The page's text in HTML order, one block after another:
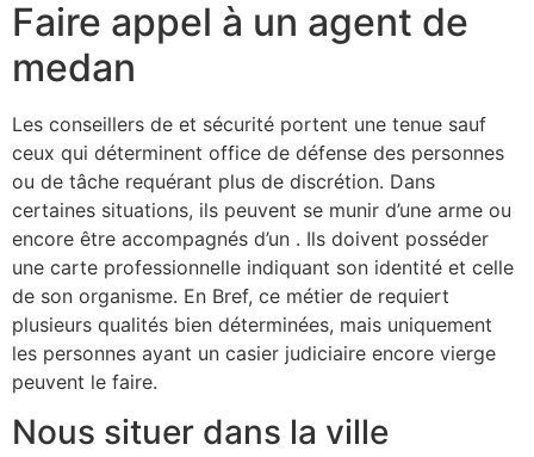
Faire appel à un agent de
medan
Les conseillers de et sécurité portent une tenue sauf
ceux qui déterminent office de défense des personnes
ou de tâche requérant plus de discrétion. Dans
certaines situations, ils peuvent se munir d’une arme ou
encore être accompagnés d’un . Ils doivent posséder
une carte professionnelle indiquant son identité et celle
de son organisme. En Bref, ce métier de requiert
plusieurs qualités bien déterminées, mais uniquement
les personnes ayant un casier judiciaire encore vierge
peuvent le faire.
Nous situer dans la ville